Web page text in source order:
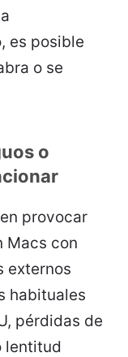
es posible
o se
o
provocar
Macs con
externos
habituales
pérdidas de
lentitud